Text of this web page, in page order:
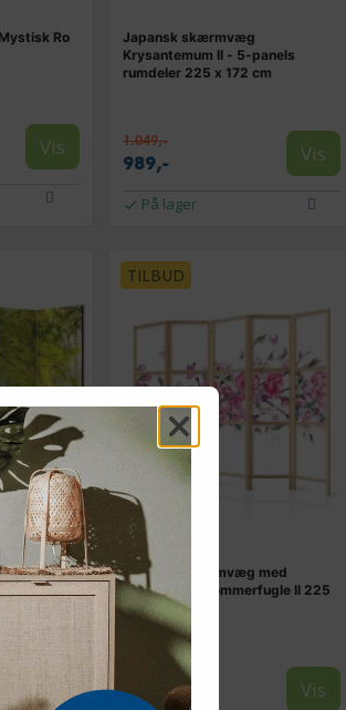
Ro
Vis
Japansk skærmvæg
Krysantemum II - 5-panels
rumdeler 225 x 172 cm
1.049,-
989,- Vis
På lager
II - 5-
172 cm
(1)
Vis
TILBUD
Japansk skærmvæg med
blomster og sommerfugle II 225
x 172 cm
989,- Vis